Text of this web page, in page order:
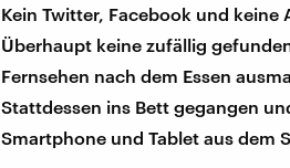
Kein Twitter, Facebook und
Überhaupt keine zufällig
Fernsehen nach dem Essen
Stattdessen ins Bett gegangen
Smartphone und Tablet aus dem